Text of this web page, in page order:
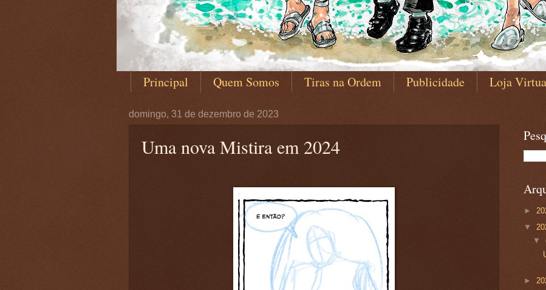
Principal Quem Somos Tiras na Ordem Publicidade Loja
domingo, 31 de dezembro de 2023
Uma nova Mistira em 2024
►
▼
▼
►